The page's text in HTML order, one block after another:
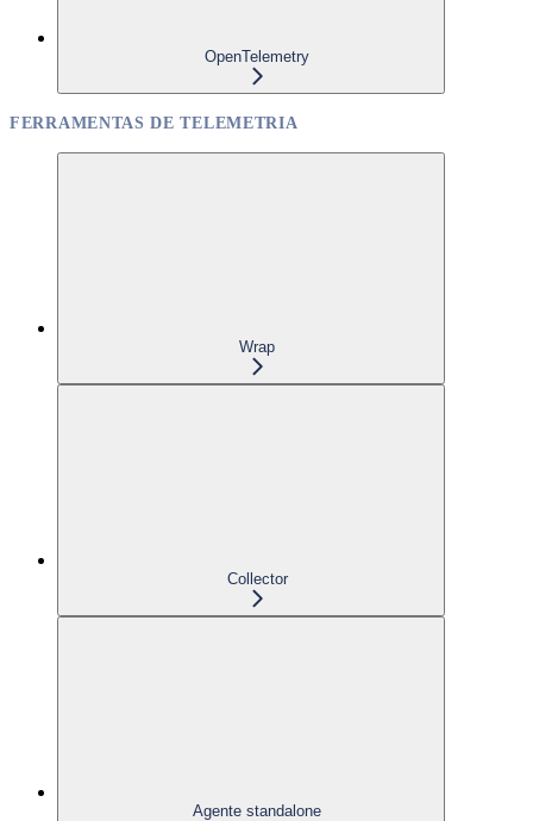
OpenTelemetry
FERRAMENTAS DE TELEMETRIA
Wrap
Collector
Agente standalone